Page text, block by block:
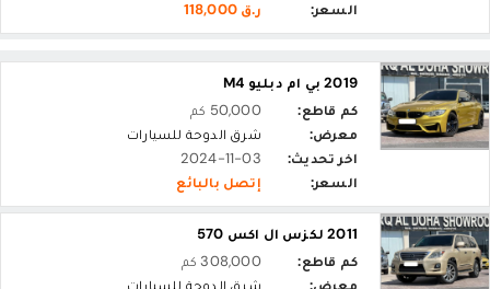
السعر:
ر.ق 118,000
2019 بي ام دبليو M4
كم قاطع:
50,000 كم
معرض:
شرق الدوحة للسيارات
اخر تحديث:
2024-11-03
السعر:
إتصل بالبائع
2011 لكزس ال اكس 570
كم قاطع:
308,000 كم